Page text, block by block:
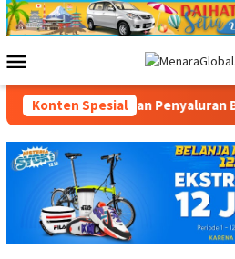
Loncat
ke
Mobile
Konten Spesial
Layanan Penyaluran BBM di